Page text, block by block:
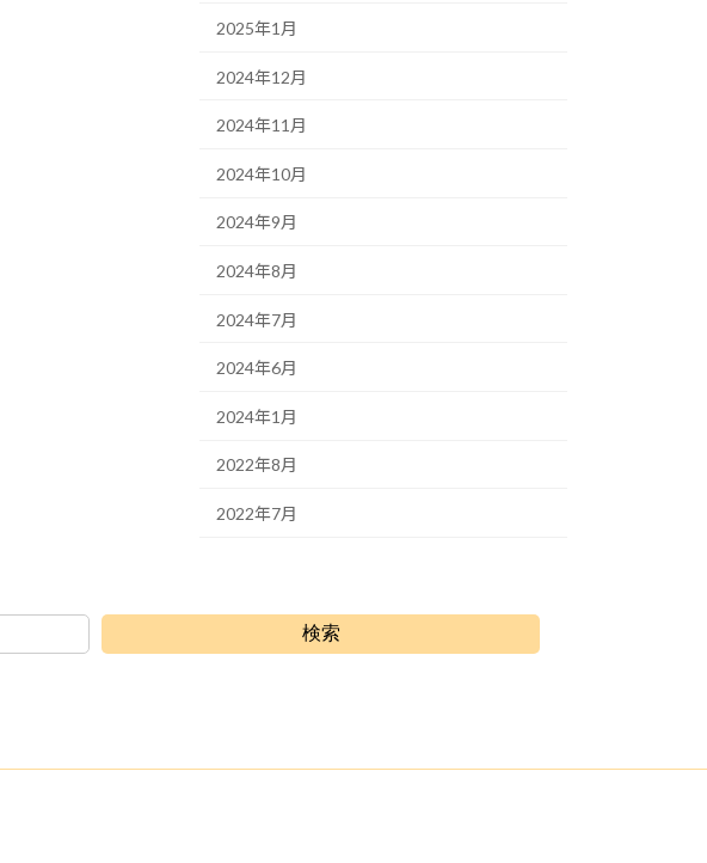
2025年1月
2024年12月
2024年11月
2024年10月
2024年9月
2024年8月
2024年7月
2024年6月
2024年1月
2022年8月
2022年7月
検索